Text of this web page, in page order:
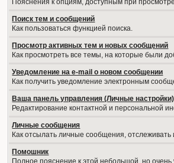
Пояснения к опциям, доступным при
Поиск тем и сообщений
Как пользоваться функцией поиска.
Просмотр активных тем и новых сообщений
Как просмотреть все темы, на которые были
Уведомление на е-mail о новом сообщении
Как получить уведомление электронным
Ваша панель управления (Личные настройки)
Редактирование контактной и персональной
Личные сообщения
Как отсылать личные сообщения,
Помошник
Полное пояснение к этой небольшой, но